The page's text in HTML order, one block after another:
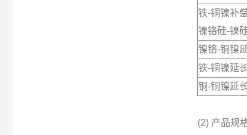
铁-铜镍补
镍铬硅-镍
镍铬-铜镍
铁-铜镍延
铜-铜镍延
(2) 产品规